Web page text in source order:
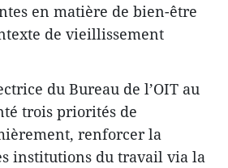
en matière de bien-être
de vieillissement
du Bureau de l’OIT au
trois priorités de
renforcer la
institutions du travail via la